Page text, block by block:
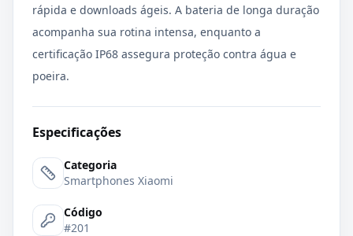
rápida e downloads ágeis. A bateria de longa duração
acompanha sua rotina intensa, enquanto a
certificação IP68 assegura proteção contra água e
poeira.
Especificações
Categoria
Smartphones Xiaomi
Código
#201